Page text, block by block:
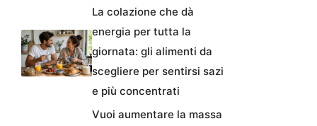
La colazione che dà
energia per tutta la
giornata: gli alimenti da
scegliere per sentirsi sazi
e più concentrati
Vuoi aumentare la massa